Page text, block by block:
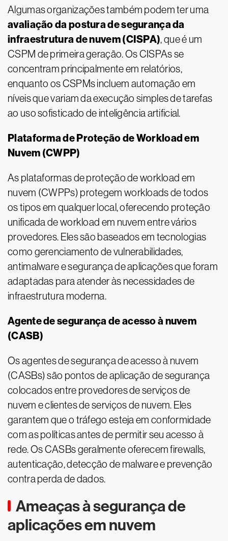
Algumas organizações também podem ter uma
avaliação da postura de segurança da
infraestrutura de nuvem (CISPA), que é um
CSPM de primeira geração. Os CISPAs se
concentram principalmente em relatórios,
enquanto os CSPMs incluem automação em
níveis que variam da execução simples de tarefas
ao uso sofisticado de inteligência artificial.
Plataforma de Proteção de Workload em
Nuvem (CWPP)
As plataformas de proteção de workload em
nuvem (CWPPs) protegem workloads de todos
os tipos em qualquer local, oferecendo proteção
unificada de workload em nuvem entre vários
provedores. Eles são baseados em tecnologias
como gerenciamento de vulnerabilidades,
antimalware e segurança de aplicações que foram
adaptadas para atender às necessidades de
infraestrutura moderna.
Agente de segurança de acesso à nuvem
(CASB)
Os agentes de segurança de acesso à nuvem
(CASBs) são pontos de aplicação de segurança
colocados entre provedores de serviços de
nuvem e clientes de serviços de nuvem. Eles
garantem que o tráfego esteja em conformidade
com as políticas antes de permitir seu acesso à
rede. Os CASBs geralmente oferecem firewalls,
autenticação, detecção de malware e prevenção
contra perda de dados.
Ameaças à segurança de
aplicações em nuvem